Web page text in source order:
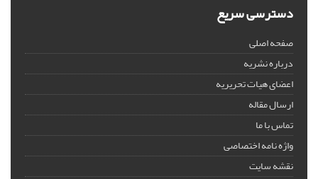
دسترسی سریع
صفحه اصلی
درباره نشریه
اعضای هیات تحریریه
ارسال مقاله
تماس با ما
واژه نامه اختصاصی
نقشه سایت